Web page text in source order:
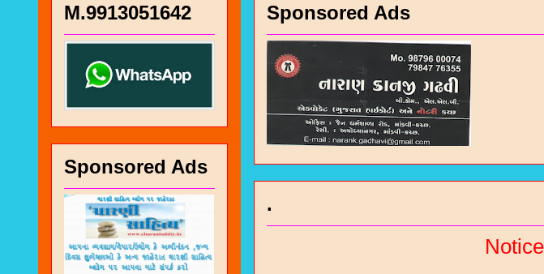
Sponsored Ads
.
M.9913051642
Sponsored Ads